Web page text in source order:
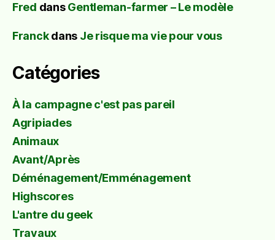
Fred dansGentleman-farmer – Le modèle
Franckdans Je risque ma vie pour vous
Catégories
À la campagne c'est pas pareil
Agripiades
Animaux
Avant/Après
Déménagement/Emménagement
Highscores
L'antre du geek
Travaux